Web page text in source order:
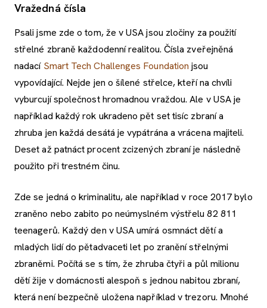
Vražedná čísla
Psali jsme zde o tom, že v USA jsou zločiny za použití
střelné zbraně každodenní realitou. Čísla zveřejněná
nadací Smart Tech Challenges Foundation jsou
vypovídající. Nejde jen o šílené střelce, kteří na chvíli
vyburcují společnost hromadnou vraždou. Ale v USA je
například každý rok ukradeno pět set tisíc zbraní a
zhruba jen každá desátá je vypátrána a vrácena majiteli.
Deset až patnáct procent zcizených zbraní je následně
použito při trestném činu.
Zde se jedná o kriminalitu, ale například v roce 2017 bylo
zraněno nebo zabito po neúmyslném výstřelu 82 811
teenagerů. Každý den v USA umírá osmnáct dětí a
mladých lidí do pětadvaceti let po zranění střelnými
zbraněmi. Počítá se s tím, že zhruba čtyři a půl milionu
dětí žije v domácnosti alespoň s jednou nabitou zbraní,
která není bezpečně uložena například v trezoru. Mnohé